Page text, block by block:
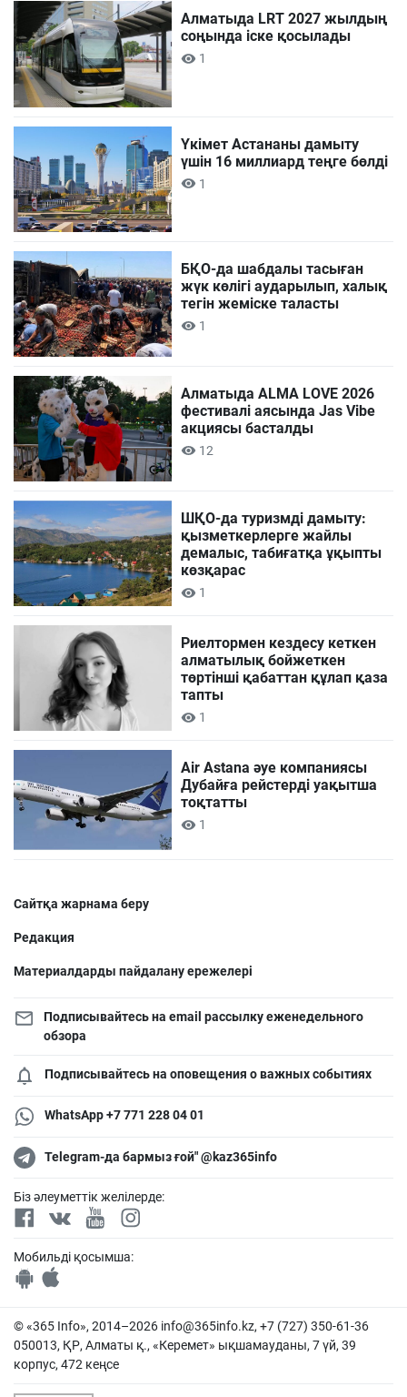
Алматыда LRT 2027 жылдың
соңында іске қосылады
1
Үкімет Астананы дамыту
үшін 16 миллиард теңге бөлді
1
БҚО-да шабдалы тасыған
жүк көлігі аударылып, халық
тегін жеміске таласты
1
Алматыда ALMA LOVE 2026
фестивалі аясында Jas Vibe
акциясы басталды
12
ШҚО-да туризмді дамыту:
қызметкерлерге жайлы
демалыс, табиғатқа ұқыпты
көзқарас
1
Риелтормен кездесу кеткен
алматылық бойжеткен
төртінші қабаттан құлап қаза
тапты
1
Air Astana әуе компаниясы
Дубайға рейстерді уақытша
тоқтатты
1
Сайтқа жарнама беру
Редакция
Материалдарды пайдалану ережелері
Подписывайтесь на email рассылку еженедельного
обзора
Подписывайтесь на оповещения о важных событиях
WhatsApp +7 771 228 04 01
Telegram-да бармыз ғой" @kaz365info
Біз әлеуметтік желілерде:
Мобильді қосымша:
© «365 Info», 2014–2026 info@365info.kz, +7 (727) 350-61-36
050013, ҚР, Алматы қ., «Керемет» ықшамауданы, 7 үй, 39
корпус, 472 кеңсе